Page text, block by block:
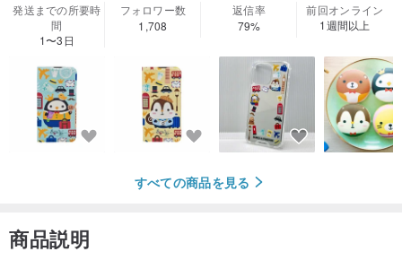
発送までの所要時
間
1〜3日
フォロワー数
1,708
返信率
79%
前回オンライン
1週間以上
すべての商品を見る
商品説明